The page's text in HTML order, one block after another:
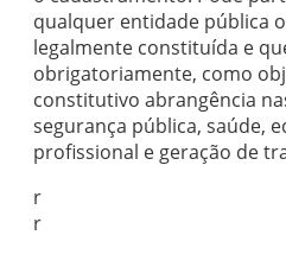
qualquer entidade pública
legalmente constituída e
obrigatoriamente, como
constitutivo abrangência
segurança pública, saúde,
profissional e geração de
r
r